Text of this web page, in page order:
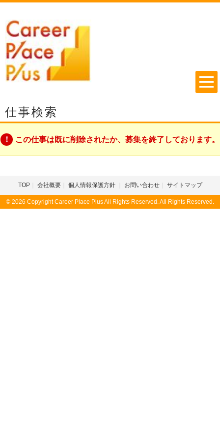
仕事検索
この仕事は既に削除されたか、募集を終了しております。
TOP 会社概要 個人情報保護方針 お問い合わせ サイトマップ
© 2026 Copyright Career Place Plus All Rights Reserved. All Rights Reserved.